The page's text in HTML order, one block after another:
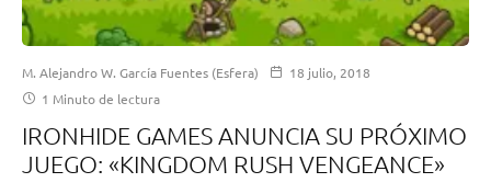
M. Alejandro W. García Fuentes (Esfera)
18 julio, 2018
1 Minuto de lectura
IRONHIDE GAMES ANUNCIA SU PRÓXIMO
JUEGO: «KINGDOM RUSH VENGEANCE»